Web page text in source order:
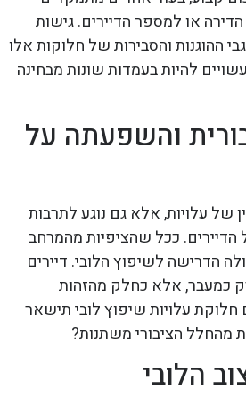
או למספר הדיירים. גישות
ההוגנות והסבירות של חלוקות אלו
עשויים להיות בעמדות שונות מבחינה
והשפעתה על
של עלויות, אלא גם נוגע לתרבות
הדיירים. ככל שהציפיות מהמרחב
הדרישה לשיפוץ הלובי. דיירים
כמעבר, אלא כחלק מהזהות
עלויות שיפוץ לובי תישאר
מהחלל הציבורי משתנות?
הלובי